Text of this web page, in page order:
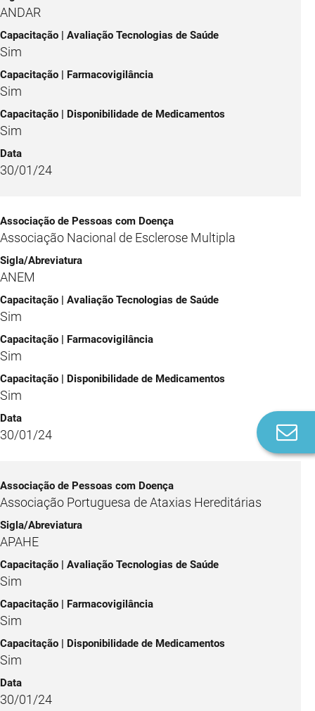
ANDAR
Sim
Sim
Sim
30/01/24
Associação Nacional de Esclerose Multipla
ANEM
Sim
Sim
Sim
30/01/24
Associação Portuguesa de Ataxias Hereditárias
APAHE
Sim
Sim
Sim
30/01/24